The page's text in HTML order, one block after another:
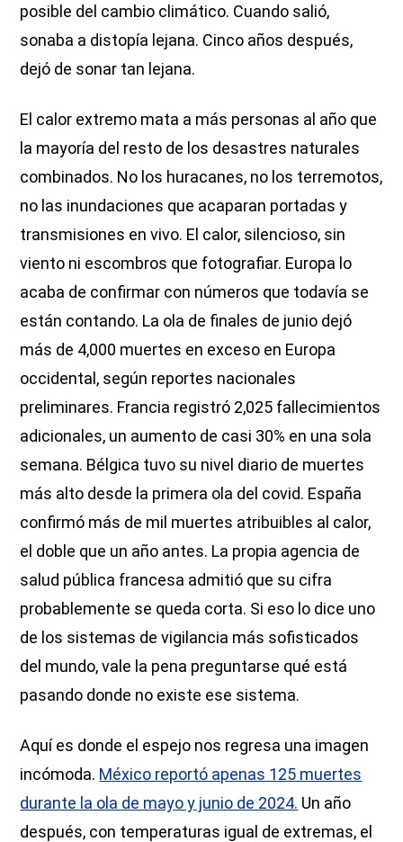
posible del cambio climático. Cuando salió,
sonaba a distopía lejana. Cinco años después,
dejó de sonar tan lejana.
El calor extremo mata a más personas al año que
la mayoría del resto de los desastres naturales
combinados. No los huracanes, no los terremotos,
no las inundaciones que acaparan portadas y
transmisiones en vivo. El calor, silencioso, sin
viento ni escombros que fotografiar. Europa lo
acaba de confirmar con números que todavía se
están contando. La ola de finales de junio dejó
más de 4,000 muertes en exceso en Europa
occidental, según reportes nacionales
preliminares. Francia registró 2,025 fallecimientos
adicionales, un aumento de casi 30% en una sola
semana. Bélgica tuvo su nivel diario de muertes
más alto desde la primera ola del covid. España
confirmó más de mil muertes atribuibles al calor,
el doble que un año antes. La propia agencia de
salud pública francesa admitió que su cifra
probablemente se queda corta. Si eso lo dice uno
de los sistemas de vigilancia más sofisticados
del mundo, vale la pena preguntarse qué está
pasando donde no existe ese sistema.
Aquí es donde el espejo nos regresa una imagen
incómoda. México reportó apenas 125 muertes
durante la ola de mayo y junio de 2024. Un año
después, con temperaturas igual de extremas, el